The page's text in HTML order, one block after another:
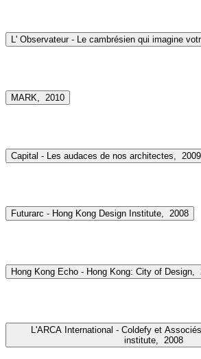
L' Observateur - Le cambrésien qui imagine
MARK, 2010
Capital - Les audaces de nos architectes, 2009
Futurarc - Hong Kong Design Institute, 2008
Hong Kong Echo - Hong Kong: City of Design,
L'ARCA International - Coldefy et
institute, 2008